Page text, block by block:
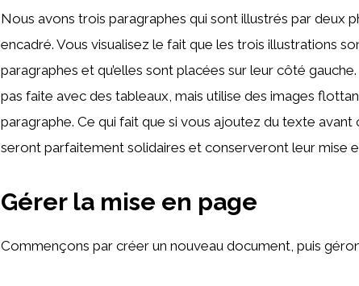
Nous avons trois paragraphes qui sont illustrés par deux
encadré. Vous visualisez le fait que les trois illustrations
paragraphes et qu’elles sont placées sur leur côté
pas faite avec des tableaux, mais utilise des images
paragraphe. Ce qui fait que si vous ajoutez du texte avant
seront parfaitement solidaires et conserveront leur mise
Gérer la mise en page
Commençons par créer un nouveau document, puis